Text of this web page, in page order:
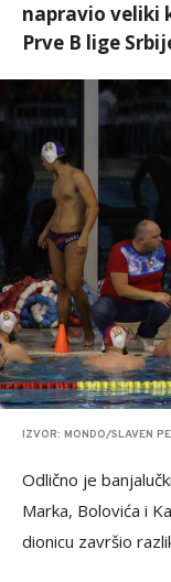
napravio veliki
Prve B lige
IZVOR: MONDO/SLAVEN
Odlično je
Marka, Bolovića i
dionicu završio